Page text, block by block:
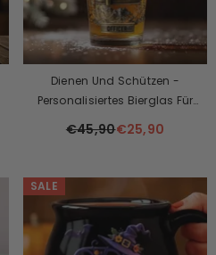
Dienen Und Schützen -
Personalisiertes Bierglas Für
Polizisten
€45,90 €25,90
SALE